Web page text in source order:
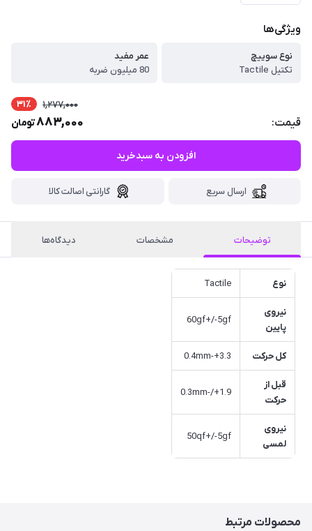
ویژگی‌ها
نوع سوییچ
تکتیل Tactile
عمر مفید
80 میلیون ضربه
قیمت:
1,277,000 31٪
883,000تومان
افزودن به سبدخرید
ارسال سریع گارانتی اصالت کالا
توضیحات مشخصات دیدگاه‌ها
نوع Tactile
نیروی
پایین
60gf+/-5gf
کل حرکت 3.3+-0.4mm
قبل از
حرکت
1.9+/-0.3mm
نیروی
لمسی
50qf+/-5gf
محصولات مرتبط